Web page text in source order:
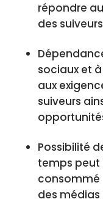
répondre
des
sociaux et
aux
suiveurs
Possibilité
temps
consommé
des médias